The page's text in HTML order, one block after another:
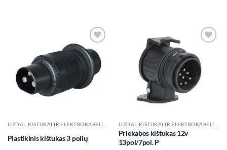
Add to
wishlist
Plastikinis kištukas 3 polių
wishlist
Priekabos kištukas 12v
13pol/7pol. P